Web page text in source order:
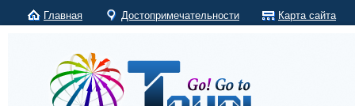
Главная Достопримечательности Карта сайта